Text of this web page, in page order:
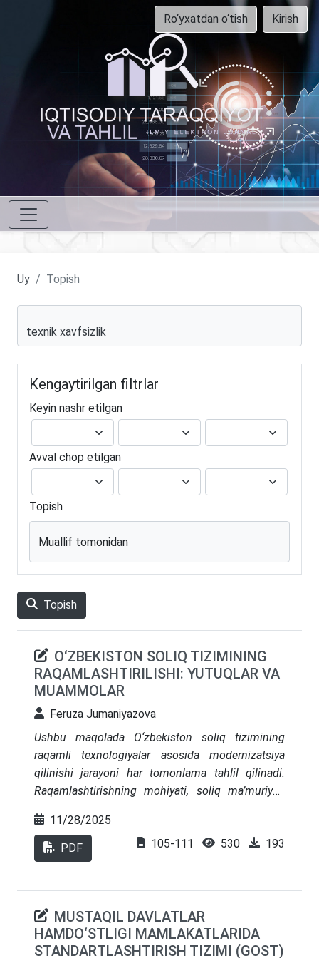
Ro‘yxatdan o‘tish Kirish
Uy Topish
Kengaytirilgan filtrlar
Keyin nashr etilgan
Avval chop etilgan
Topish
Muallif tomonidan
Topish
O‘ZBEKISTON SOLIQ TIZIMINING
RAQAMLASHTIRILISHI: YUTUQLAR VA
MUAMMOLAR
Feruza Jumaniyazova
Ushbu maqolada O‘zbekiston soliq tizimining
raqamli texnologiyalar asosida modernizatsiya
qilinishi jarayoni har tomonlama tahlil qilinadi.
Raqamlashtirishning mohiyati, soliq ma’muriyati
boshqaruvi tizimida tutgan o‘ziga xos strategik
ahamiyati ochib beriladi. Shuningdek, raqamli
islohotlarning amaliy natijalari sifatida elektron
to‘lovchilar kabineti, axborot xavfsizligi
infratuzilmasi, soliq organlari o‘rtasidagi
integratsiyalashgan ma’lumotlar bazalari va
11/28/2025
PDF 105-111 530 193
MUSTAQIL DAVLATLAR
HAMDO‘STLIGI MAMLAKATLARIDA
STANDARTLASHTIRISH TIZIMI (GOST)